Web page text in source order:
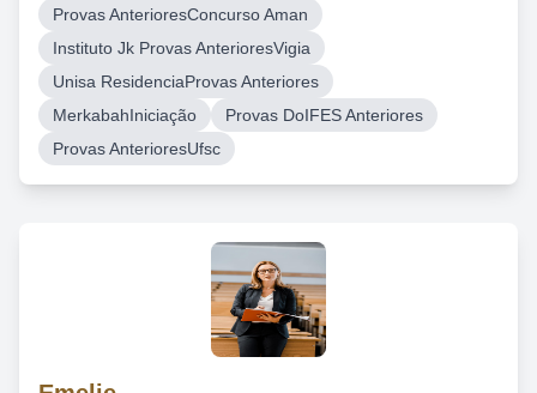
Provas AnterioresConcurso Aman
Instituto Jk Provas AnterioresVigia
Unisa ResidenciaProvas Anteriores
MerkabahIniciação
Provas DoIFES Anteriores
Provas AnterioresUfsc